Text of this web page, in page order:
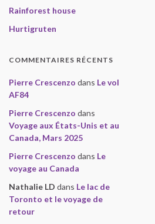
Rainforest house
Hurtigruten
COMMENTAIRES RÉCENTS
Pierre Crescenzo dans Le vol
AF84
Pierre Crescenzo dans
Voyage aux États-Unis et au
Canada, Mars 2025
Pierre Crescenzo dans Le
voyage au Canada
Nathalie LD dans Le lac de
Toronto et le voyage de
retour